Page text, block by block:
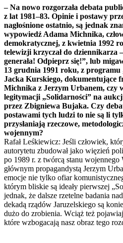
– Na nowo rozgorzała debata
z lat 1981–83. Opinie i postawy
nagłośnione ostatnio, są jednak
wypowiedź Adama Michnika,
demokratycznej, z kwietnia 1992
telewizji krzyczał do dziennikarza
generała! Odpieprz się!”, lub
13 grudnia 1991 roku, z programu
Jacka Kurskiego, dokumentujące
Michnika z Jerzym Urbanem, czy
legitymacji „Solidarności” na
przez Zbigniewa Bujaka. Czy
postawami tych ludzi to nie są li
przysłaniają rzeczowe,
wojennym?
Rafał Leśkiewicz: Jeśli człowiek,
autorytetu zbudował jako więzień
po 1989 r. z twórcą stanu
głównym propagandystą Jerzym
emocje nie tylko ofiar
którym bliskie są ideały pierwszej
jednak, że dalsze rzetelne badania
dekadą rządów Jaruzelskiego są
dużo do zrobienia. Wciąż też
które wzbogacają nasz obraz tego